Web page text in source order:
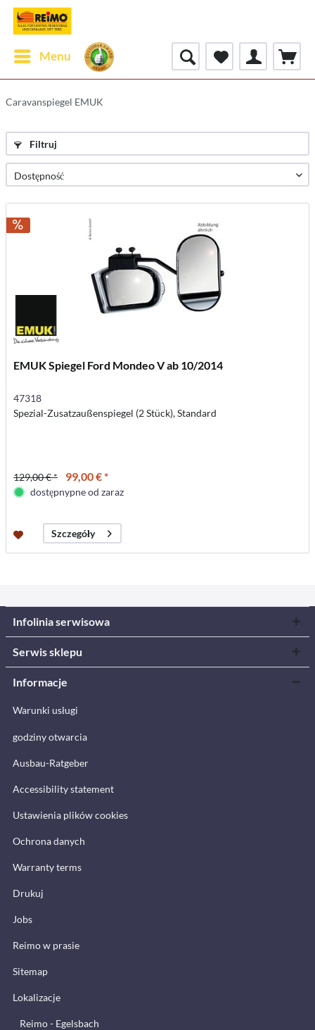
Menu
Caravanspiegel EMUK
Filtruj
EMUK Spiegel Ford Mondeo V ab 10/2014
47318
Spezial-Zusatzaußenspiegel (2 Stück), Standard
129,00 € * 99,00 € *
dostępnypne od zaraz
Szczegóły
Infolinia serwisowa
Serwis sklepu
Informacje
Warunki usługi
godziny otwarcia
Ausbau-Ratgeber
Accessibility statement
Ustawienia plików cookies
Ochrona danych
Warranty terms
Drukuj
Jobs
Reimo w prasie
Sitemap
Lokalizacje
Reimo - Egelsbach